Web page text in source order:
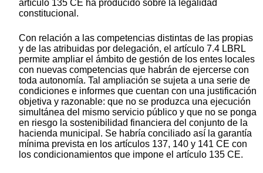
artículo 135 CE ha producido sobre la legalidad
constitucional.
Con relación a las competencias distintas de las propias
y de las atribuidas por delegación, el artículo 7.4 LBRL
permite ampliar el ámbito de gestión de los entes locales
con nuevas competencias que habrán de ejercerse con
toda autonomía. Tal ampliación se sujeta a una serie de
condiciones e informes que cuentan con una justificación
objetiva y razonable: que no se produzca una ejecución
simultánea del mismo servicio público y que no se ponga
en riesgo la sostenibilidad financiera del conjunto de la
hacienda municipal. Se habría conciliado así la garantía
mínima prevista en los artículos 137, 140 y 141 CE con
los condicionamientos que impone el artículo 135 CE.